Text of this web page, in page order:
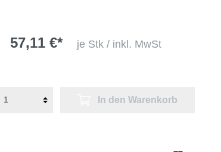
57,11 €* je Stk / inkl. MwSt
In den Warenkorb